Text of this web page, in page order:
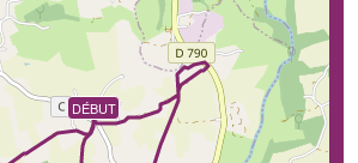
DÉBUT